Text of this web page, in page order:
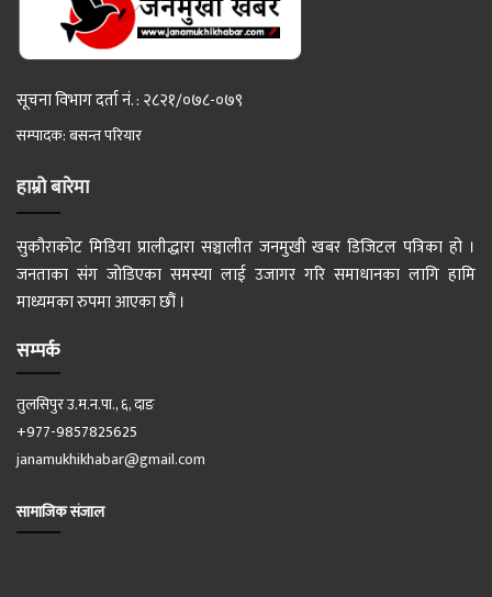
सूचना विभाग दर्ता नं. : २८२१/०७८-०७९
सम्पादक: बसन्त परियार
हाम्रो बारेमा
सुकौराकोट मिडिया प्रालीद्धारा सञ्चालीत जनमुखी खबर डिजिटल पत्रिका हो ।
जनताका संग जोडिएका समस्या लाई उजागर गरि समाधानका लागि हामि
माध्यमका रुपमा आएका छौं ।
सम्पर्क
तुलसिपुर उ.म.न.पा., ६, दाङ
+977-9857825625
janamukhikhabar@gmail.com
सामाजिक संजाल